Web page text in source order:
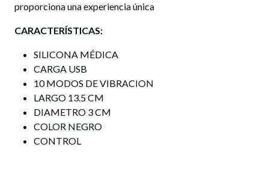
proporciona una experiencia única
CARACTERÍSTICAS:
SILICONA MÉDICA
CARGA USB
10 MODOS DE VIBRACION
LARGO 13.5 CM
DIAMETRO 3 CM
COLOR NEGRO
CONTROL